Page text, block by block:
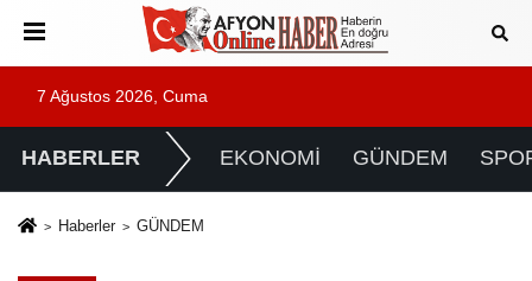
7 Ağustos 2026, Cuma
HABERLER EKONOMİ GÜNDEM
Haberler GÜNDEM